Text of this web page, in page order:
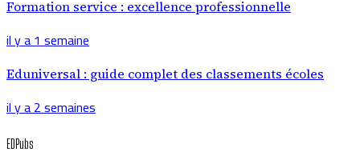
Formation service : excellence professionnelle
il y a 1 semaine
Eduniversal : guide complet des classements écoles
il y a 2 semaines
EDPubs